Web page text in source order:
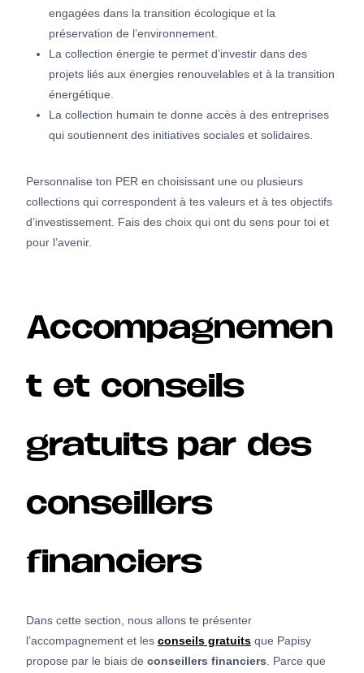
engagées dans la transition écologique et la
préservation de l’environnement.
La collection énergie te permet d’investir dans des
projets liés aux énergies renouvelables et à la transition
énergétique.
La collection humain te donne accès à des entreprises
qui soutiennent des initiatives sociales et solidaires.
Personnalise ton PER en choisissant une ou plusieurs
collections qui correspondent à tes valeurs et à tes objectifs
d’investissement. Fais des choix qui ont du sens pour toi et
pour l’avenir.
Accompagnemen
t et conseils
gratuits par des
conseillers
financiers
Dans cette section, nous allons te présenter
l’accompagnement et les conseils gratuits que Papisy
propose par le biais de conseillers financiers . Parce que